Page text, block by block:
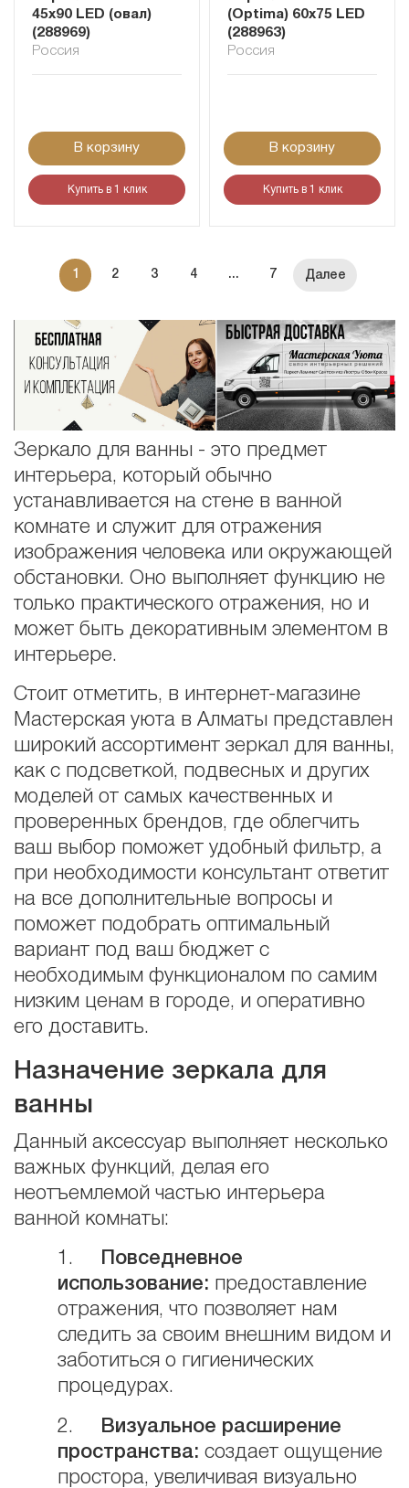
45х90 LED (овал)
(288969)
Россия
В корзину
Купить в 1 клик
(Optima) 60х75 LED
(288963)
Россия
В корзину
Купить в 1 клик
1 2 3 4 ... 7
Зеркало для ванны - это предмет
интерьера, который обычно
устанавливается на стене в ванной
комнате и служит для отражения
изображения человека или окружающей
обстановки. Оно выполняет функцию не
только практического отражения, но и
может быть декоративным элементом в
интерьере.
Стоит отметить, в интернет-магазине
Мастерская уюта в Алматы представлен
широкий ассортимент зеркал для ванны,
как с подсветкой, подвесных и других
моделей от самых качественных и
проверенных брендов, где облегчить
ваш выбор поможет удобный фильтр, а
при необходимости консультант ответит
на все дополнительные вопросы и
поможет подобрать оптимальный
вариант под ваш бюджет с
необходимым функционалом по самим
низким ценам в городе, и оперативно
его доставить.
Назначение зеркала для
ванны
Данный аксессуар выполняет несколько
важных функций, делая его
неотъемлемой частью интерьера
ванной комнаты:
1.
Повседневное
использование: предоставление
отражения, что позволяет нам
следить за своим внешним видом и
заботиться о гигиенических
процедурах.
2.
Визуальное расширение
пространства: создает ощущение
простора, увеличивая визуально